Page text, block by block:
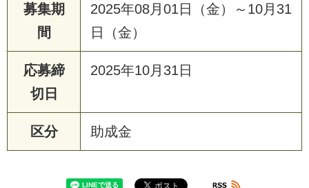
募集期
間
2025年08月01日（金）～10月31
日（金）
応募締
切日
2025年10月31日
区分 助成金